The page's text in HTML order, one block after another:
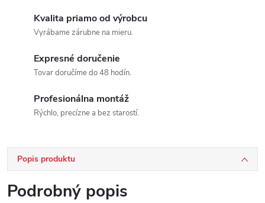
Kvalita priamo od výrobcu
Vyrábame zárubne na mieru.
Expresné doručenie
Tovar doručíme do 48 hodín.
Profesionálna montáž
Rýchlo, precízne a bez starostí.
Popis produktu
Podrobný popis